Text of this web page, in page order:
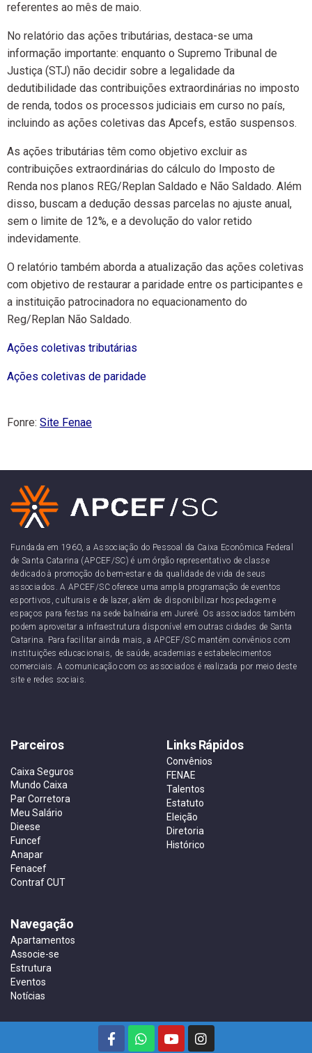
referentes ao mês de maio.
No relatório das ações tributárias, destaca-se uma
informação importante: enquanto o Supremo Tribunal de
Justiça (STJ) não decidir sobre a legalidade da
dedutibilidade das contribuições extraordinárias no imposto
de renda, todos os processos judiciais em curso no país,
incluindo as ações coletivas das Apcefs, estão suspensos.
As ações tributárias têm como objetivo excluir as
contribuições extraordinárias do cálculo do Imposto de
Renda nos planos REG/Replan Saldado e Não Saldado. Além
disso, buscam a dedução dessas parcelas no ajuste anual,
sem o limite de 12%, e a devolução do valor retido
indevidamente.
O relatório também aborda a atualização das ações coletivas
com objetivo de restaurar a paridade entre os participantes e
a instituição patrocinadora no equacionamento do
Reg/Replan Não Saldado.
Ações coletivas tributárias
Ações coletivas de paridade
Fonre: Site Fenae
Fundada em 1960, a Associação do Pessoal da Caixa Econômica Federal
de Santa Catarina (APCEF/SC) é um órgão representativo de classe
dedicado à promoção do bem-estar e da qualidade de vida de seus
associados. A APCEF/SC oferece uma ampla programação de eventos
esportivos, culturais e de lazer, além de disponibilizar hospedagem e
espaços para festas na sede balneária em Jurerê. Os associados também
podem aproveitar a infraestrutura disponível em outras cidades de Santa
Catarina. Para facilitar ainda mais, a APCEF/SC mantém convênios com
instituições educacionais, de saúde, academias e estabelecimentos
comerciais. A comunicação com os associados é realizada por meio deste
site e redes sociais.
Parceiros
Caixa Seguros
Mundo Caixa
Par Corretora
Meu Salário
Dieese
Funcef
Anapar
Fenacef
Contraf CUT
Links Rápidos
Convênios
FENAE
Talentos
Estatuto
Eleição
Diretoria
Histórico
Navegação
Apartamentos
Associe-se
Estrutura
Eventos
Notícias